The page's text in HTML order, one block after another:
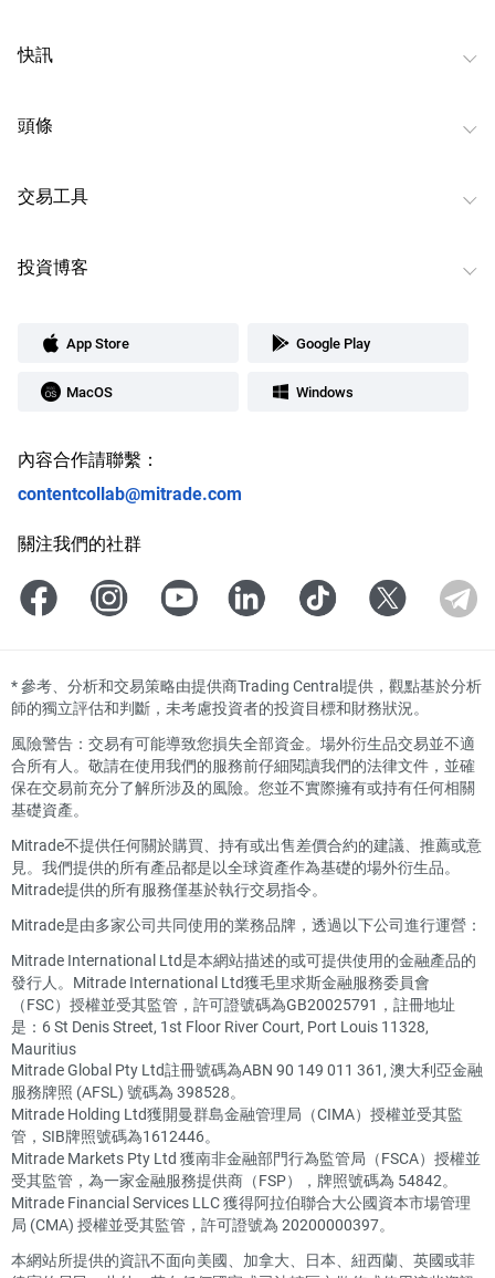
快訊
頭條
交易工具
投資博客
App Store Google Play
MacOS Windows
內容合作請聯繫：
contentcollab@mitrade.com
關注我們的社群
*參考、分析和交易策略由提供商Trading Central提供，觀點基於分析
師的獨立評估和判斷，未考慮投資者的投資目標和財務狀況。
風險警告：交易有可能導致您損失全部資金。場外衍生品交易並不適
合所有人。敬請在使用我們的服務前仔細閱讀我們的法律文件，並確
保在交易前充分了解所涉及的風險。您並不實際擁有或持有任何相關
基礎資產。
Mitrade不提供任何關於購買、持有或出售差價合約的建議、推薦或意
見。我們提供的所有產品都是以全球資產作為基礎的場外衍生品。
Mitrade提供的所有服務僅基於執行交易指令。
Mitrade是由多家公司共同使用的業務品牌，透過以下公司進行運營：
Mitrade International Ltd是本網站描述的或可提供使用的金融產品的
發行人。Mitrade International Ltd獲毛里求斯金融服務委員會
（FSC）授權並受其監管，許可證號碼為GB20025791，註冊地址
是：6 St Denis Street, 1st Floor River Court, Port Louis 11328,
Mauritius
Mitrade Global Pty Ltd註冊號碼為ABN 90 149 011 361, 澳大利亞金融
服務牌照 (AFSL) 號碼為 398528。
Mitrade Holding Ltd獲開曼群島金融管理局（CIMA）授權並受其監
管，SIB牌照號碼為1612446。
Mitrade Markets Pty Ltd 獲南非金融部門行為監管局（FSCA）授權並
受其監管，為一家金融服務提供商（FSP），牌照號碼為 54842。
Mitrade Financial Services LLC 獲得阿拉伯聯合大公國資本市場管理
局 (CMA) 授權並受其監管，許可證號為 20200000397。
本網站所提供的資訊不面向美國、加拿大、日本、紐西蘭、英國或菲